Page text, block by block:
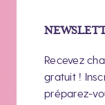
Recevez
gratuit !
préparez-